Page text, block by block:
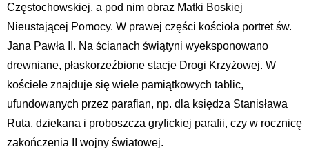
Częstochowskiej, a pod nim obraz Matki Boskiej
Nieustającej Pomocy. W prawej części kościoła portret św.
Jana Pawła II. Na ścianach świątyni wyeksponowano
drewniane, płaskorzeźbione stacje Drogi Krzyżowej. W
kościele znajduje się wiele pamiątkowych tablic,
ufundowanych przez parafian, np. dla księdza Stanisława
Ruta, dziekana i proboszcza gryfickiej parafii, czy w rocznicę
zakończenia II wojny światowej.